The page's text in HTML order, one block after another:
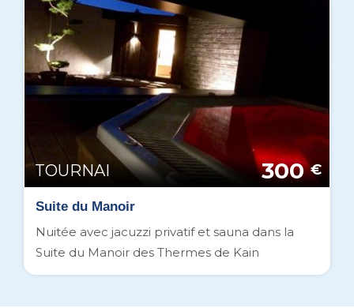
TOURNAI 300 €
Suite du Manoir
Nuitée avec jacuzzi privatif et sauna dans la
Suite du Manoir des Thermes de Kain